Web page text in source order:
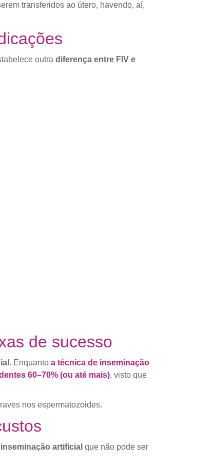
transferidos ao útero, havendo, aí,
outra diferença entre FIV e
de sucesso
. Enquantoa técnica de inseminação
60–70% (ou até mais), visto que
nos espermatozoides.
artificial que não pode ser